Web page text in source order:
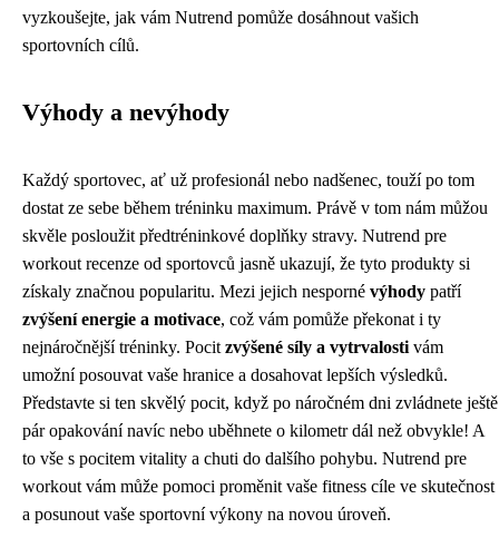
vyzkoušejte, jak vám Nutrend pomůže dosáhnout vašich
sportovních cílů.
Výhody a nevýhody
Každý sportovec, ať už profesionál nebo nadšenec, touží po tom
dostat ze sebe během tréninku maximum. Právě v tom nám můžou
skvěle posloužit předtréninkové doplňky stravy. Nutrend pre
workout recenze od sportovců jasně ukazují, že tyto produkty si
získaly značnou popularitu. Mezi jejich nesporné výhody patří
zvýšení energie a motivace, což vám pomůže překonat i ty
nejnáročnější tréninky. Pocit zvýšené síly a vytrvalosti vám
umožní posouvat vaše hranice a dosahovat lepších výsledků.
Představte si ten skvělý pocit, když po náročném dni zvládnete ještě
pár opakování navíc nebo uběhnete o kilometr dál než obvykle! A
to vše s pocitem vitality a chuti do dalšího pohybu. Nutrend pre
workout vám může pomoci proměnit vaše fitness cíle ve skutečnost
a posunout vaše sportovní výkony na novou úroveň.